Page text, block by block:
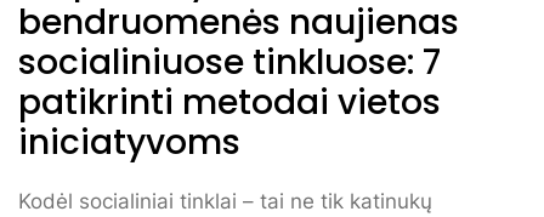
bendruomenės naujienas
socialiniuose tinkluose: 7
patikrinti metodai vietos
iniciatyvoms
Kodėl socialiniai tinklai – tai ne tik katinukų